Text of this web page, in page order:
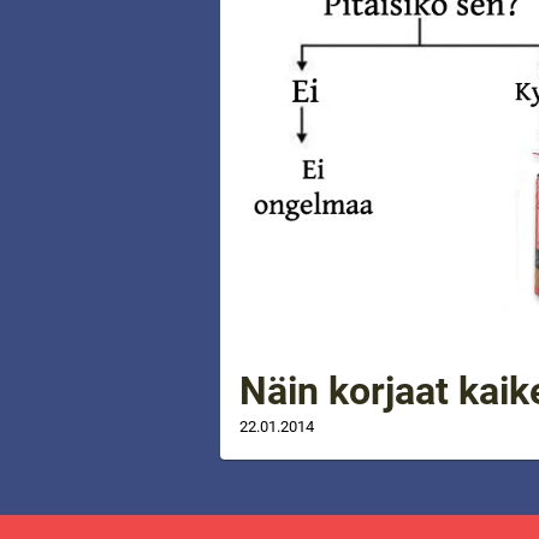
Näin korjaat
22.01.2014